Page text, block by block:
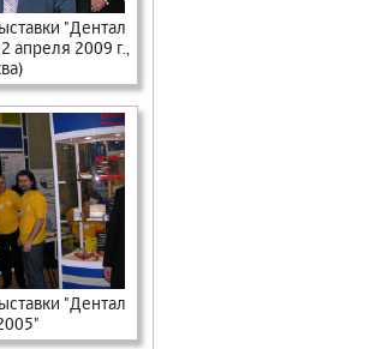
"Дентал
апреля 2009 г.,
"Дентал